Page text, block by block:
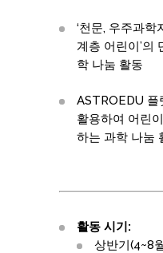
‘천문, 우주과
계층 어린이’의
학 나눔 활동
ASTROEDU 플
활용하여 어린
하는 과학 나눔
활동 시기:
상반기(4~8